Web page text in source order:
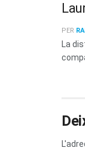
PER
La